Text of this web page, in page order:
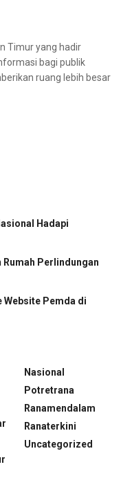
Timur yang hadir
bagi publik
ruang lebih besar
Hadapi
Perlindungan
Website Pemda di
Nasional
Potretrana
Ranamendalam
Ranaterkini
Uncategorized